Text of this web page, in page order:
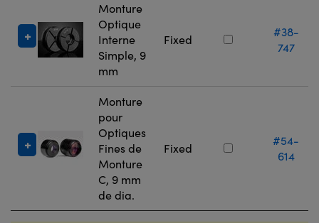
Monture
Optique
Interne
Simple, 9
mm
Fixed
#38-
747
Monture
pour
Optiques
Fines de
Monture
C, 9 mm
de dia.
Fixed
#54-
614